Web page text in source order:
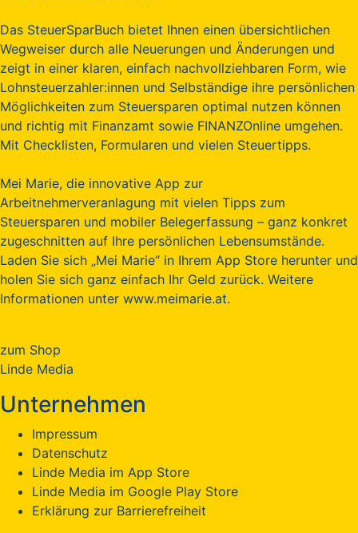
Das SteuerSparBuch bietet Ihnen einen übersichtlichen
Wegweiser durch alle Neuerungen und Änderungen und
zeigt in einer klaren, einfach nachvollziehbaren Form, wie
Lohnsteuerzahler:innen und Selbständige ihre persönlichen
Möglichkeiten zum Steuersparen optimal nutzen können
und richtig mit Finanzamt sowie FINANZOnline umgehen.
Mit Checklisten, Formularen und vielen Steuertipps.
Mei Marie, die innovative App zur
Arbeitnehmerveranlagung mit vielen Tipps zum
Steuersparen und mobiler Belegerfassung – ganz konkret
zugeschnitten auf Ihre persönlichen Lebensumstände.
Laden Sie sich „Mei Marie“ in Ihrem App Store herunter und
holen Sie sich ganz einfach Ihr Geld zurück. Weitere
Informationen unter www.meimarie.at.
zum Shop
Linde Media
Unternehmen
Impressum
Datenschutz
Linde Media im App Store
Linde Media im Google Play Store
Erklärung zur Barrierefreiheit